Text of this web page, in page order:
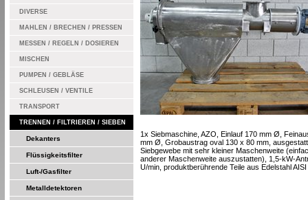
DIVERSE
MAHLEN / BRECHEN / PRESSEN
MESSEN / REGELN / DOSIEREN
MISCHEN
PUMPEN / GEBLÄSE
SCHLEUSEN / VENTILE
TRANSPORT
TRENNEN / FILTRIEREN / SIEBEN
Dekanters
Flüssigkeitsfilter
Luft-/Gasfilter
Metalldetektoren
1x Siebmaschine, AZO, Einlauf 170 mm Ø,
mm Ø, Grobaustrag oval 130 x 80 mm,
Siebgewebe mit sehr kleiner Maschenweite
anderer Maschenweite auszustatten), 1,5-kW-
U/min, produktberührende Teile aus Edelstahl AISI